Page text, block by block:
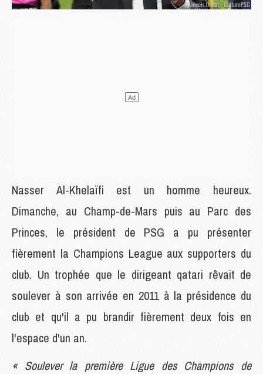
Nasser Al-Khelaïfi est un homme heureux.
Dimanche, au Champ-de-Mars puis au Parc des
Princes, le président de PSG a pu présenter
fièrement la Champions League aux supporters du
club. Un trophée que le dirigeant qatari rêvait de
soulever à son arrivée en 2011 à la présidence du
club et qu'il a pu brandir fièrement deux fois en
l'espace d'un an.
« Soulever la première Ligue des Champions de